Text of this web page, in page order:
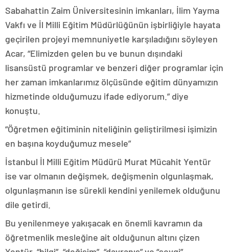
Sabahattin Zaim Üniversitesinin imkanları, İlim Yayma
Vakfı ve İl Milli Eğitim Müdürlüğünün işbirliğiyle hayata
geçirilen projeyi memnuniyetle karşıladığını söyleyen
Acar, “Elimizden gelen bu ve bunun dışındaki
lisansüstü programlar ve benzeri diğer programlar için
her zaman imkanlarımız ölçüsünde eğitim dünyamızın
hizmetinde olduğumuzu ifade ediyorum.” diye
konuştu.
“Öğretmen eğitiminin niteliğinin geliştirilmesi işimizin
en başına koyduğumuz mesele”
İstanbul İl Milli Eğitim Müdürü Murat Mücahit Yentür
ise var olmanın değişmek, değişmenin olgunlaşmak,
olgunlaşmanın ise sürekli kendini yenilemek olduğunu
dile getirdi.
Bu yenilenmeye yakışacak en önemli kavramın da
öğretmenlik mesleğine ait olduğunun altını çizen